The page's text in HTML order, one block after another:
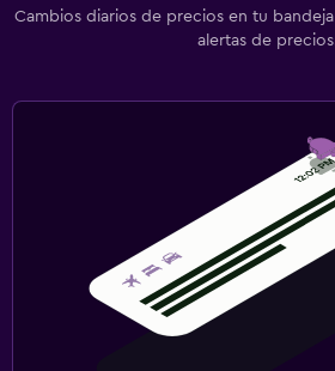
Estacionamiento gratuito
Cambios diarios de precios en tu
alertas de